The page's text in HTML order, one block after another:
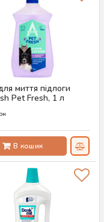
миття підлоги
Pet Fresh, 1 л
В кошик